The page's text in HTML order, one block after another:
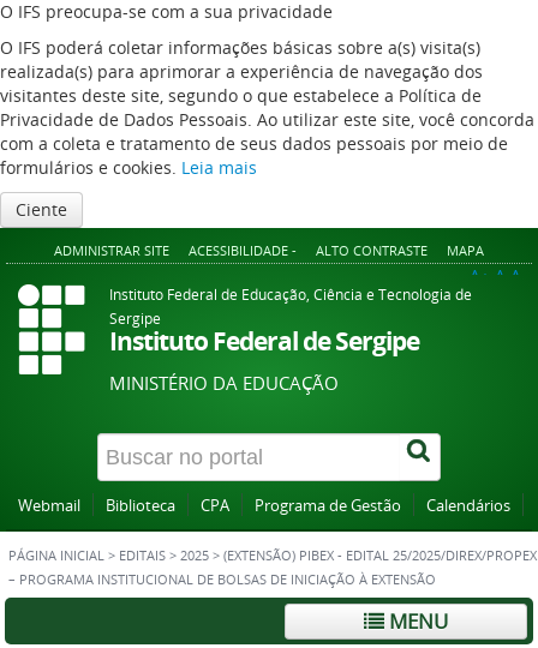
O IFS preocupa-se com a sua privacidade
O IFS poderá coletar informações básicas sobre a(s) visita(s)
realizada(s) para aprimorar a experiência de navegação dos
visitantes deste site, segundo o que estabelece a Política de
Privacidade de Dados Pessoais. Ao utilizar este site, você concorda
com a coleta e tratamento de seus dados pessoais por meio de
formulários e cookies. Leia mais
Ciente
ADMINISTRAR SITE ACESSIBILIDADE - ALTO CONTRASTE MAPA
A+ A A-
Instituto Federal de Educação, Ciência e Tecnologia de
Sergipe
Instituto Federal de Sergipe
MINISTÉRIO DA EDUCAÇÃO
Webmail Biblioteca CPA Programa de Gestão Calendários
PÁGINA INICIAL > EDITAIS > 2025 > (EXTENSÃO) PIBEX - EDITAL 25/2025/DIREX/PROPEX
– PROGRAMA INSTITUCIONAL DE BOLSAS DE INICIAÇÃO À EXTENSÃO
MENU